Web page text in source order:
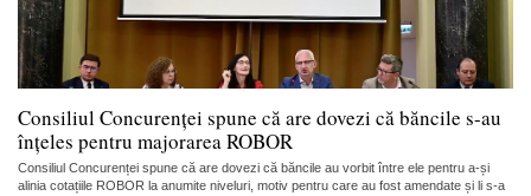
Consiliul Concurenței spune că are dovezi că băncile s-au
înțeles pentru majorarea ROBOR
Consiliul Concurenței spune că are dovezi că băncile au vorbit între ele pentru a-și
alinia cotațiile ROBOR la anumite niveluri, motiv pentru care au fost amendate și li s-a